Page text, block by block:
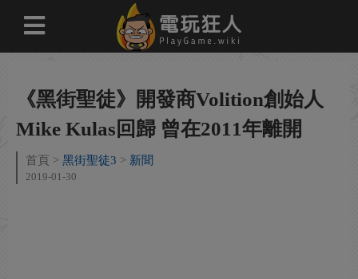
《黑街聖徒》開發商Volition創始人
Mike Kulas回歸 曾在2011年離開
首頁 黑街聖徒3 新聞
2019-01-30